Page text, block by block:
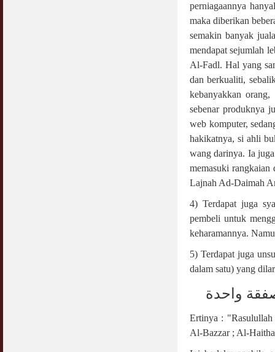
perniagaannya
maka diberikan
semakin banyak
mendapat sejumlah
Al-Fadl. Hal yang
dan berkualiti,
kebanyakkan
sebenar produknya
web komputer,
hakikatnya, si ahli
wang darinya. Ia
memasuki
Lajnah Ad-Daimah
4) Terdapat juga
pembeli untuk
keharamannya.
5) Terdapat juga
dalam satu) yang
واحدة
Ertinya : "Rasulullah
Al-Bazzar ; Al-